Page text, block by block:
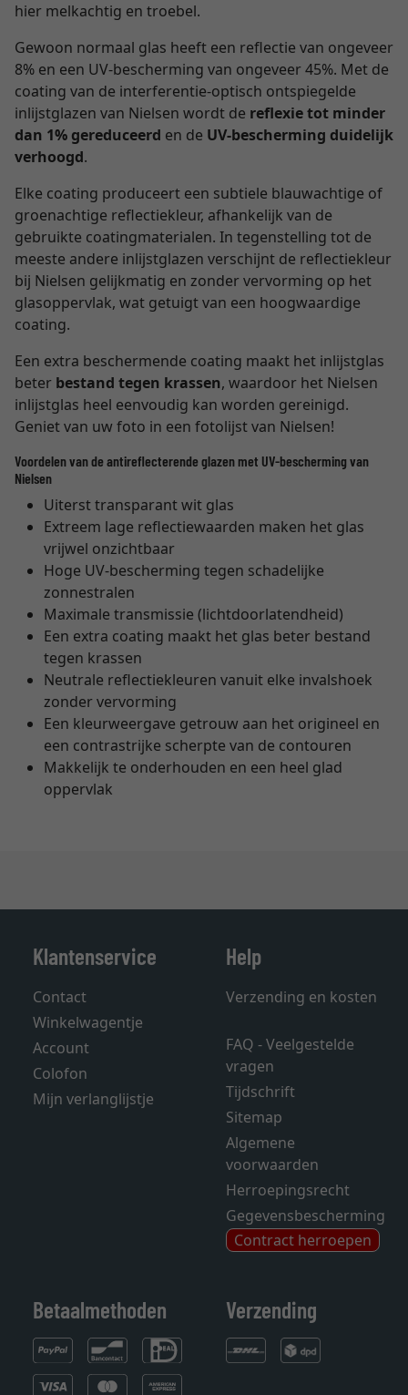
hier melkachtig en troebel.
Gewoon normaal glas heeft een reflectie van ongeveer
8% en een UV-bescherming van ongeveer 45%. Met de
coating van de interferentie-optisch ontspiegelde
inlijstglazen van Nielsen wordt de reflexie tot minder
dan 1% gereduceerd en de UV-bescherming duidelijk
verhoogd.
Elke coating produceert een subtiele blauwachtige of
groenachtige reflectiekleur, afhankelijk van de
gebruikte coatingmaterialen. In tegenstelling tot de
meeste andere inlijstglazen verschijnt de reflectiekleur
bij Nielsen gelijkmatig en zonder vervorming op het
glasoppervlak, wat getuigt van een hoogwaardige
coating.
Een extra beschermende coating maakt het inlijstglas
beter bestand tegen krassen, waardoor het Nielsen
inlijstglas heel eenvoudig kan worden gereinigd.
Geniet van uw foto in een fotolijst van Nielsen!
Voordelen van de antireflecterende glazen met UV-bescherming van
Nielsen
Uiterst transparant wit glas
Extreem lage reflectiewaarden maken het glas
vrijwel onzichtbaar
Hoge UV-bescherming tegen schadelijke
zonnestralen
Maximale transmissie (lichtdoorlatendheid)
Een extra coating maakt het glas beter bestand
tegen krassen
Neutrale reflectiekleuren vanuit elke invalshoek
zonder vervorming
Een kleurweergave getrouw aan het origineel en
een contrastrijke scherpte van de contouren
Makkelijk te onderhouden en een heel glad
oppervlak
Klantenservice
Contact
Winkelwagentje
Account
Colofon
Mijn verlanglijstje
Help
Verzending en kosten
FAQ - Veelgestelde
vragen
Tijdschrift
Sitemap
Algemene
voorwaarden
Herroepingsrecht
Gegevensbescherming
Contract herroepen
Betaalmethoden Verzending